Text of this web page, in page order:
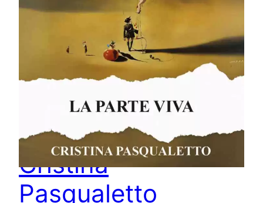
“La parte viva” il
nuovo romanzo di
Cristina
Pasqualetto